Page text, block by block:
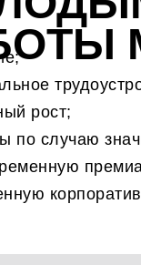
рост;
по случаю